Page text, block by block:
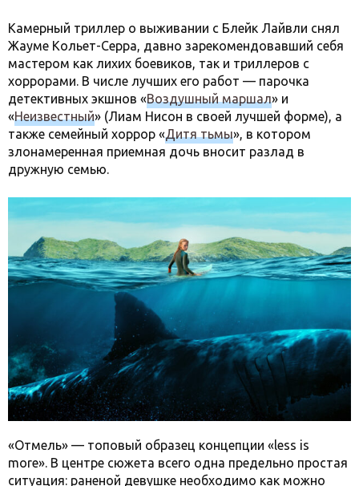
Камерный триллер о выживании с Блейк Лайвли снял
Жауме Кольет-Серра, давно зарекомендовавший себя
мастером как лихих боевиков, так и триллеров с
хоррорами. В числе лучших его работ — парочка
детективных экшнов «Воздушный маршал» и
«Неизвестный» (Лиам Нисон в своей лучшей форме), а
также семейный хоррор «Дитя тьмы», в котором
злонамеренная приемная дочь вносит разлад в
дружную семью.
«Отмель» — топовый образец концепции «less is
more». В центре сюжета всего одна предельно простая
ситуация: раненой девушке необходимо как можно